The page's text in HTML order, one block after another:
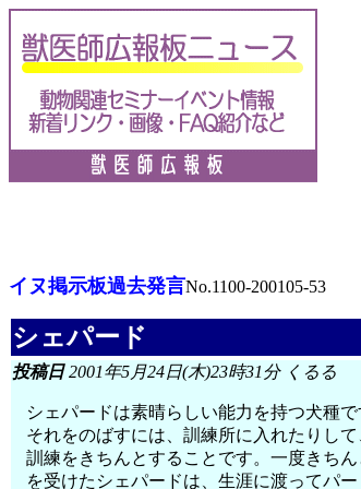
イヌ掲示板過去発言No.1100-200105-53
シェパード
投稿日2001年5月24日(木)23時31分 くるる
シェパードは素晴らしい能力を持つ犬種で
それをのばすには、訓練所に入れたりし
訓練をきちんとすることです。一度きち
を受けたシェパードは、生涯に渡ってパー